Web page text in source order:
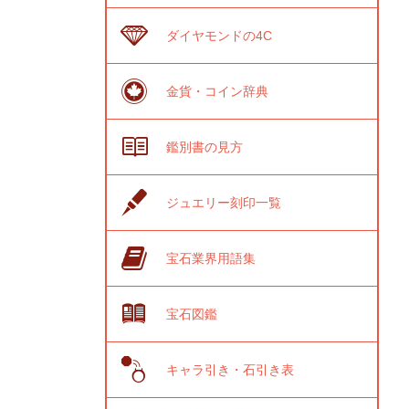
ダイヤモンドの4C
金貨・コイン辞典
鑑別書の見方
ジュエリー刻印一覧
宝石業界用語集
宝石図鑑
キャラ引き・石引き表